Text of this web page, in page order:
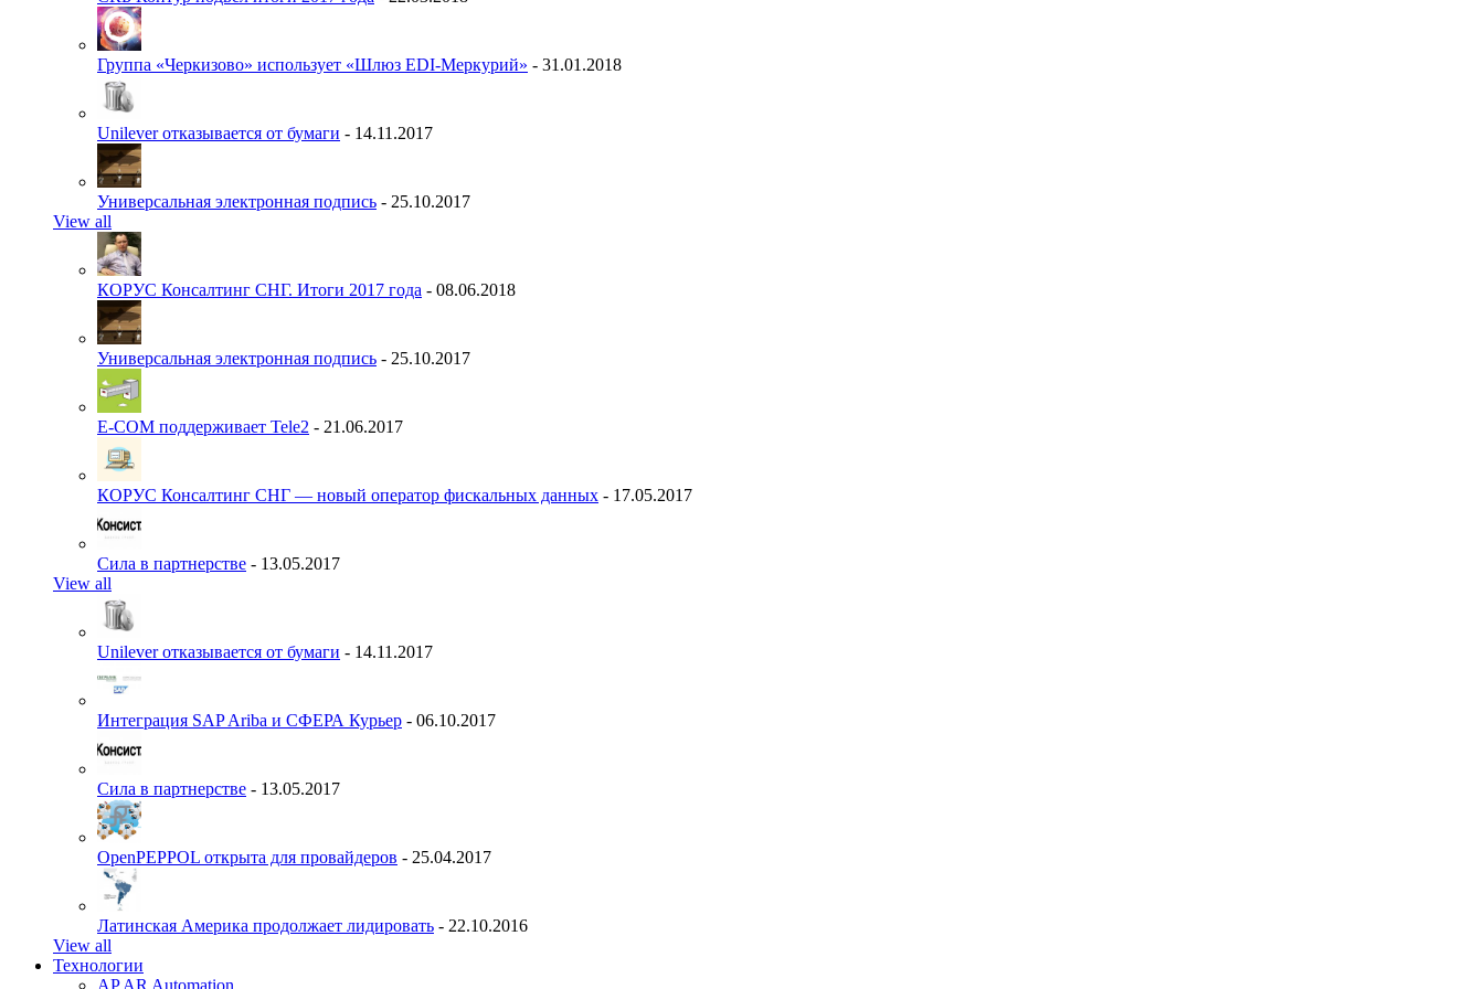
Группа «Черкизово» использует «Шлюз EDI-Меркурий» - 31.01.2018
Unilever отказывается от бумаги - 14.11.2017
Универсальная электронная подпись - 25.10.2017
View all
КОРУС Консалтинг СНГ. Итоги 2017 года - 08.06.2018
Универсальная электронная подпись - 25.10.2017
E-COM поддерживает Tele2 - 21.06.2017
КОРУС Консалтинг СНГ — новый оператор фискальных данных - 17.05.2017
Сила в партнерстве - 13.05.2017
View all
Unilever отказывается от бумаги - 14.11.2017
Интеграция SAP Ariba и СФЕРА Курьер - 06.10.2017
Сила в партнерстве - 13.05.2017
OpenPEPPOL открыта для провайдеров - 25.04.2017
Латинская Америка продолжает лидировать - 22.10.2016
View all
Технологии